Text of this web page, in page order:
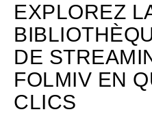
EXPLOREZ
DE
FOLMIV EN
CLICS